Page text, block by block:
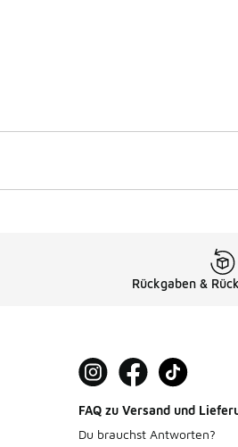
Rückgaben &
FAQ zu Versand und
Du brauchst Antworten?